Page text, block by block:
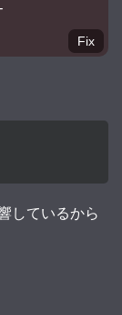
Fix
しているから